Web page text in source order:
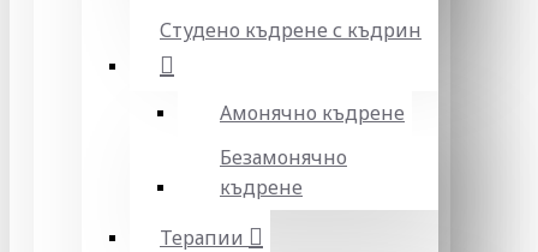
Студено къдрене с къдрин
Амонячно къдрене
Безамонячно
къдрене
Терапии